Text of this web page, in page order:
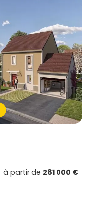
à partir de 281 000 €